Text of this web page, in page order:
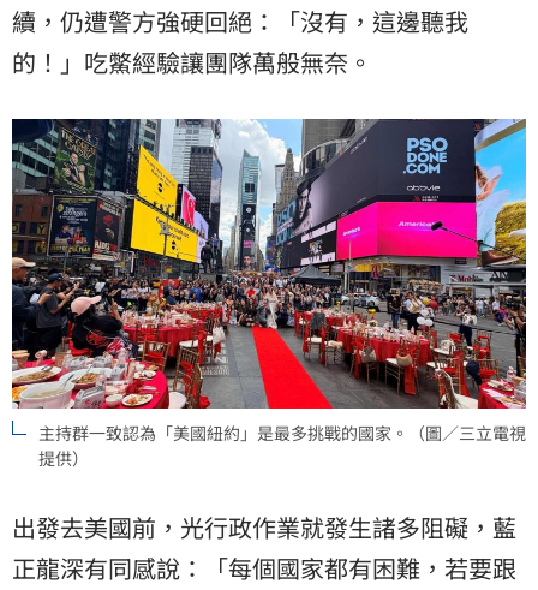
續，仍遭警方強硬回絕：「沒有，這邊聽我
的！」吃鱉經驗讓團隊萬般無奈。
主持群一致認為「美國紐約」是最多挑戰的國家。（圖／三立電視
提供）
出發去美國前，光行政作業就發生諸多阻礙，藍
正龍深有同感說：「每個國家都有困難，若要跟